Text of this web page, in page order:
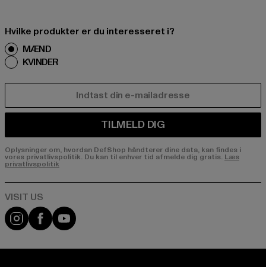
Hvilke produkter er du interesseret i?
MÆND
KVINDER
TILMELD DIG
Oplysninger om, hvordan DefShop håndterer dine data, kan findes i
vores privatlivspolitik. Du kan til enhver tid afmelde dig gratis. Læs
privatlivspolitik
Visit our Instagram page:
Visit our Facebook page:
Visit our YouTube channel: